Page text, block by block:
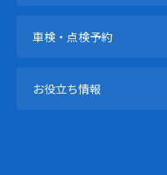
車検・点検予約
お役立ち情報